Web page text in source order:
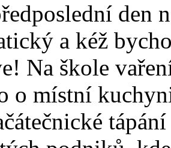
den
a kéž
Na škole
o místní